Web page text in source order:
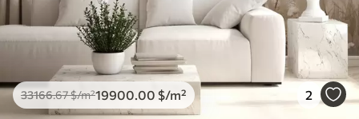
33166.67$/m²19900.00 $/m² 2